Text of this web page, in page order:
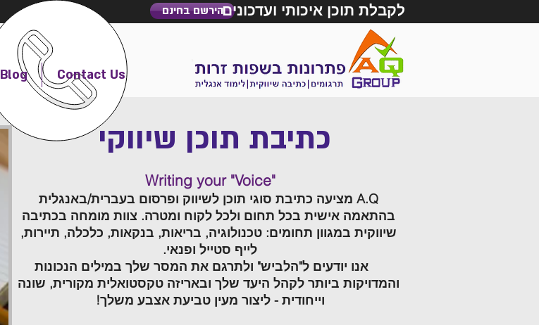
הירשם בחינםלקבלת תוכן איכותי ועדכונים
Blog Contact Us
Writing your "Voice"
A.Q מציעה כתיבת סוגי תוכן לשיווק ופרסום בעברית/באנגלית
בהתאמה אישית בכל תחום ולכל לקוח ומטרה. צוות מומחה בכתיבה
שיווקית במגוון תחומים: טכנולוגיה, בריאות, בנקאות, כלכלה, תיירות,
לייף סטייל ופנאי.
אנו יודעים ל"הלביש" ולתרגם את המסר שלך במילים הנכונות
והמדויקות ביותר לקהל היעד שלך ובאריזה טקסטואלית מקורית, שונה
וייחודית - ליצור מעין טביעת אצבע משלך!
כתיבת תוכן שיווקי